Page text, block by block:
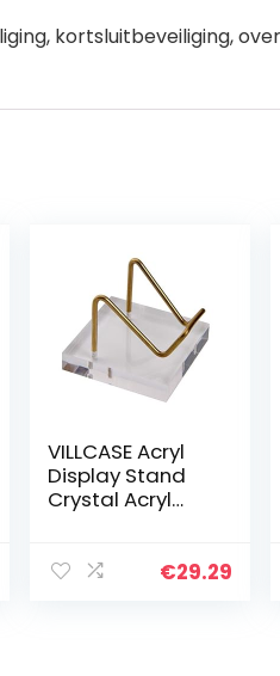
kortsluitbeveiliging,
VILLCASE Acryl
Display Stand
Crystal Acryl
Creatieve
€29.29